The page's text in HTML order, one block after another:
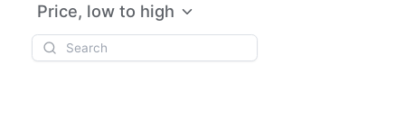
Price, low to high